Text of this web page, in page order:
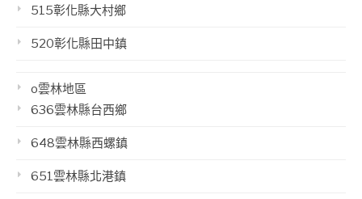
515彰化縣大村鄉
520彰化縣田中鎮
o雲林地區
636雲林縣台西鄉
648雲林縣西螺鎮
651雲林縣北港鎮